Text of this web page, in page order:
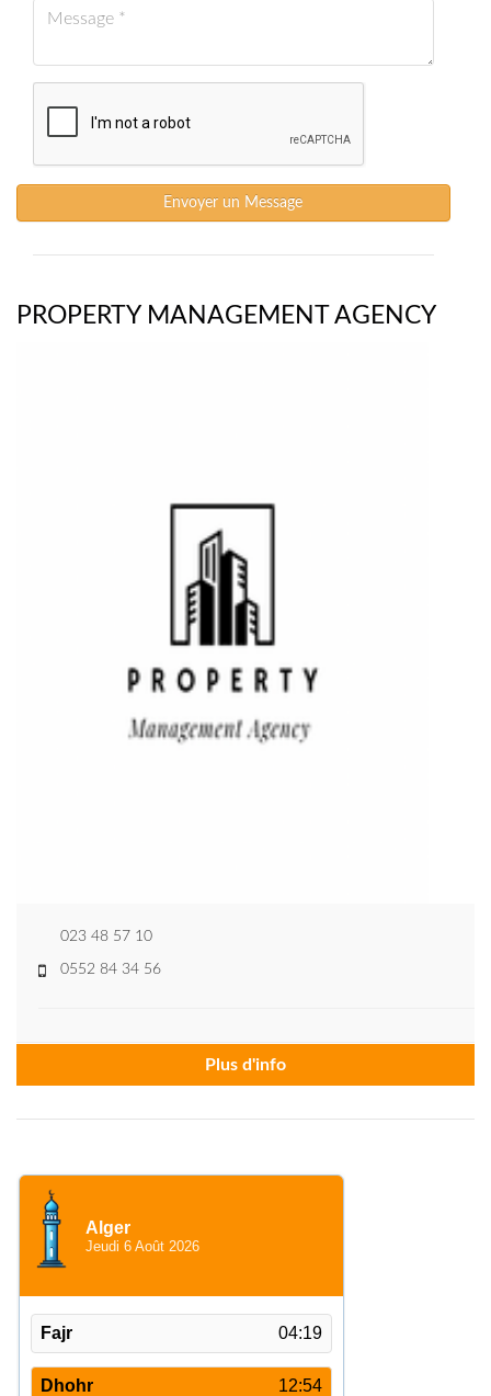
Envoyer un Message
PROPERTY MANAGEMENT AGENCY
023 48 57 10
0552 84 34 56
Plus d'info